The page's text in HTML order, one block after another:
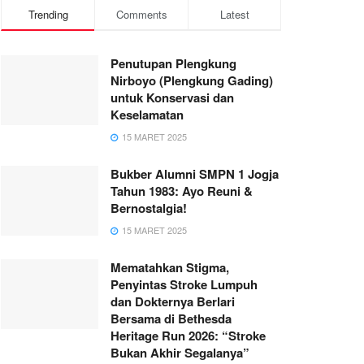
Trending Comments Latest
Penutupan Plengkung
Nirboyo (Plengkung Gading)
untuk Konservasi dan
Keselamatan
15 MARET 2025
Bukber Alumni SMPN 1 Jogja
Tahun 1983: Ayo Reuni &
Bernostalgia!
15 MARET 2025
Mematahkan Stigma,
Penyintas Stroke Lumpuh
dan Dokternya Berlari
Bersama di Bethesda
Heritage Run 2026: “Stroke
Bukan Akhir Segalanya”